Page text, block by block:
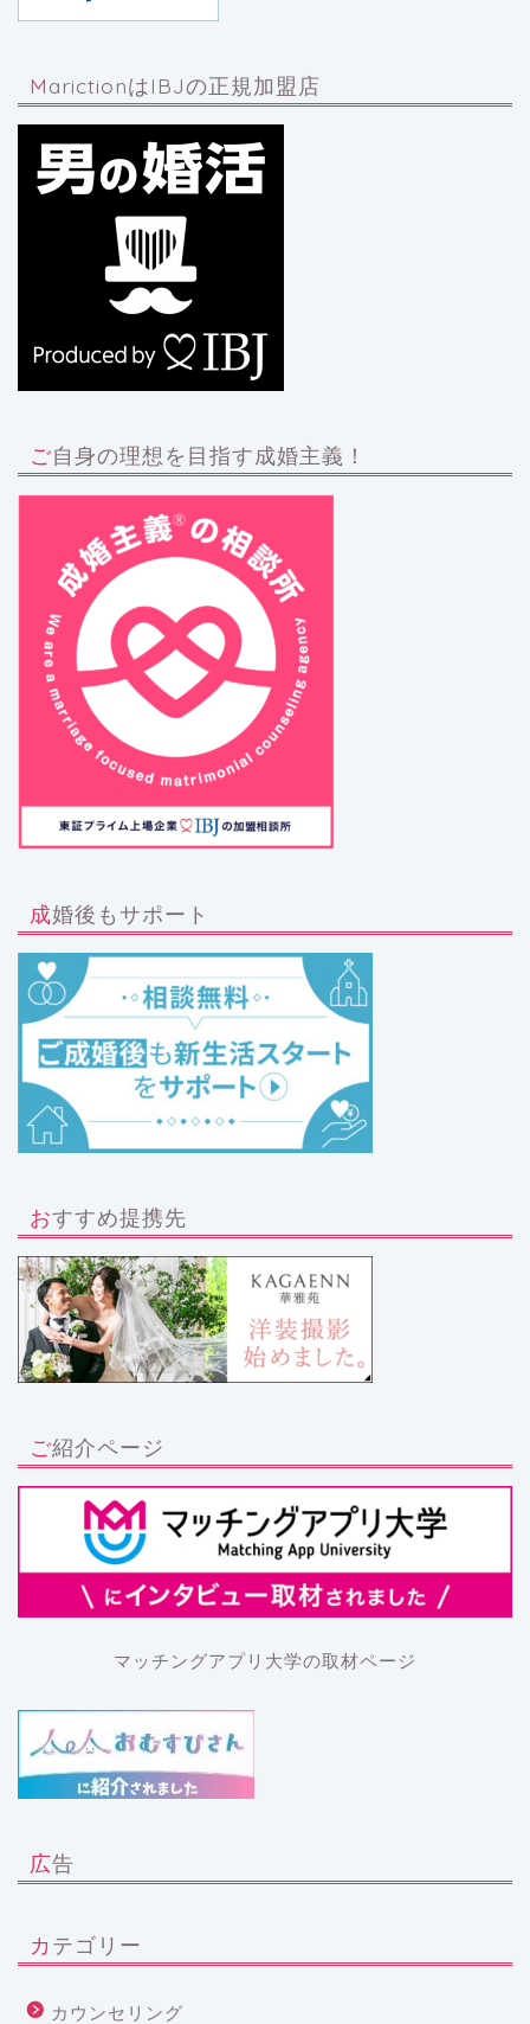
MarictionはIBJの正規加盟店
ご自身の理想を目指す成婚主義！
成婚後もサポート
おすすめ提携先
ご紹介ページ
マッチングアプリ大学の取材ページ
広告
カテゴリー
カウンセリング